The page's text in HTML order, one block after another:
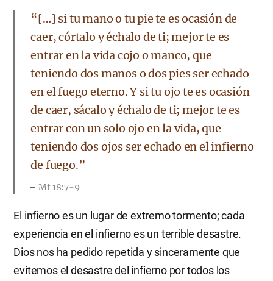
“[…] si tu mano o tu pie te es ocasión de
caer, córtalo y échalo de ti; mejor te es
entrar en la vida cojo o manco, que
teniendo dos manos o dos pies ser echado
en el fuego eterno. Y si tu ojo te es ocasión
de caer, sácalo y échalo de ti; mejor te es
entrar con un solo ojo en la vida, que
teniendo dos ojos ser echado en el infierno
de fuego.”
Mt 18:7-9
El infierno es un lugar de extremo tormento; cada
experiencia en el infierno es un terrible desastre.
Dios nos ha pedido repetida y sinceramente que
evitemos el desastre del infierno por todos los